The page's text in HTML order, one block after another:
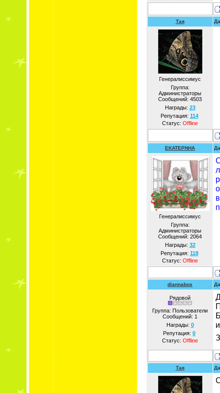
Тая
Генералиссимус
Группа:
Администраторы
Сообщений: 4503
Награды: 23
Репутация: 114
Статус: Offline
EKATEPNHA
Генералиссимус
Группа:
Администраторы
Сообщений: 2064
Награды: 32
Репутация: 118
Статус: Offline
diannabox
Рядовой
Группа: Пользователи
Сообщений: 1
Награды: 0
Репутация: 0
Статус: Offline
Тая